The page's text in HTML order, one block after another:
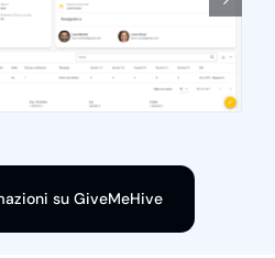
su GiveMeHive